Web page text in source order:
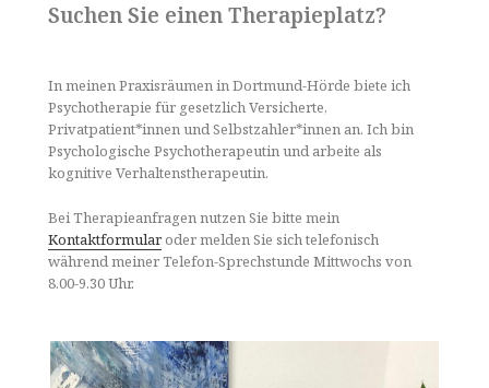
Suchen Sie einen Therapieplatz?
In meinen Praxisräumen in Dortmund-Hörde biete ich
Psychotherapie für gesetzlich Versicherte,
Privatpatient*innen und Selbstzahler*innen an. Ich bin
Psychologische Psychotherapeutin und arbeite als
kognitive Verhaltenstherapeutin.
Bei Therapieanfragen nutzen Sie bitte mein
Kontaktformularoder melden Sie sich telefonisch
während meiner Telefon-Sprechstunde Mittwochs von
8.00-9.30 Uhr.